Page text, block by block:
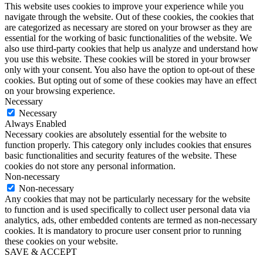
This website uses cookies to improve your experience while you
navigate through the website. Out of these cookies, the cookies that
are categorized as necessary are stored on your browser as they are
essential for the working of basic functionalities of the website. We
also use third-party cookies that help us analyze and understand how
you use this website. These cookies will be stored in your browser
only with your consent. You also have the option to opt-out of these
cookies. But opting out of some of these cookies may have an effect
on your browsing experience.
Necessary
Necessary
Always Enabled
Necessary cookies are absolutely essential for the website to
function properly. This category only includes cookies that ensures
basic functionalities and security features of the website. These
cookies do not store any personal information.
Non-necessary
Non-necessary
Any cookies that may not be particularly necessary for the website
to function and is used specifically to collect user personal data via
analytics, ads, other embedded contents are termed as non-necessary
cookies. It is mandatory to procure user consent prior to running
these cookies on your website.
SAVE & ACCEPT